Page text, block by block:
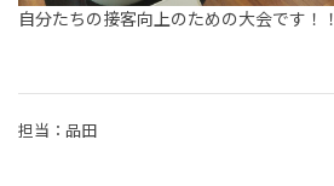
自分たちの接客向上のための大会です！！
担当：品田